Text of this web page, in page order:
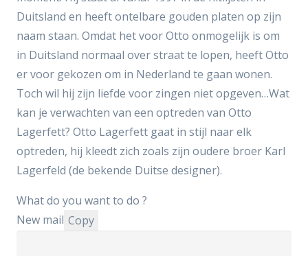
Duitsland en heeft ontelbare gouden platen op zijn
naam staan. Omdat het voor Otto onmogelijk is om
in Duitsland normaal over straat te lopen, heeft Otto
er voor gekozen om in Nederland te gaan wonen.
Toch wil hij zijn liefde voor zingen niet opgeven…Wat
kan je verwachten van een optreden van Otto
Lagerfett? Otto Lagerfett gaat in stijl naar elk
optreden, hij kleedt zich zoals zijn oudere broer Karl
Lagerfeld (de bekende Duitse designer).
What do you want to do ?
New mail Copy